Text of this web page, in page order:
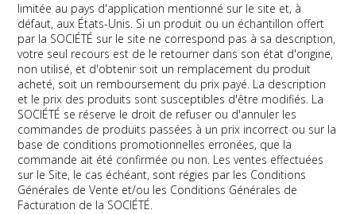
limitée au pays d'application mentionné sur le site et, à
défaut, aux États-Unis. Si un produit ou un échantillon offert
par la SOCIÉTÉ sur le site ne correspond pas à sa description,
votre seul recours est de le retourner dans son état d'origine,
non utilisé, et d'obtenir soit un remplacement du produit
acheté, soit un remboursement du prix payé. La description
et le prix des produits sont susceptibles d'être modifiés. La
SOCIÉTÉ se réserve le droit de refuser ou d'annuler les
commandes de produits passées à un prix incorrect ou sur la
base de conditions promotionnelles erronées, que la
commande ait été confirmée ou non. Les ventes effectuées
sur le Site, le cas échéant, sont régies par les Conditions
Générales de Vente et/ou les Conditions Générales de
Facturation de la SOCIÉTÉ.